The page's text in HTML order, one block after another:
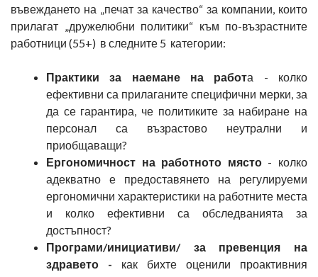
въвеждането на „печат за качество“ за компании, които
прилагат „дружелюбни политики“ към по-възрастните
работници (55+) в следните 5 категории:
Практики за наемане на работа - колко
ефективни са прилаганите специфични мерки, за
да се гарантира, че политиките за набиране на
персонал са възрастово неутрални и
приобщаващи?
Ергономичност на работното място- колко
адекватно е предоставянето на регулируеми
ергономични характеристики на работните места
и колко ефективни са обследванията за
достъпност?
Програми/инициативи/ за превенция на
здравето - как бихте оценили проактивния